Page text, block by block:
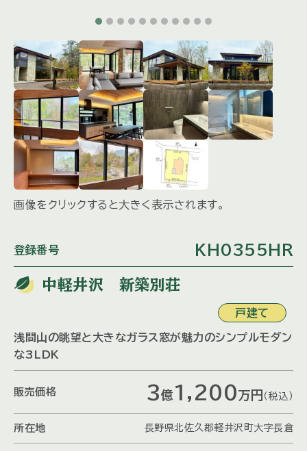
画像をクリックすると大きく表示されます。
登録番号 KH0355HR
中軽井沢 新築別荘
戸建て
浅間山の眺望と大きなガラス窓が魅力のシンプルモダン
な3LDK
販売価格 3億 1,200万 円 （税込）
所在地 長野県北佐久郡軽井沢町大字長倉